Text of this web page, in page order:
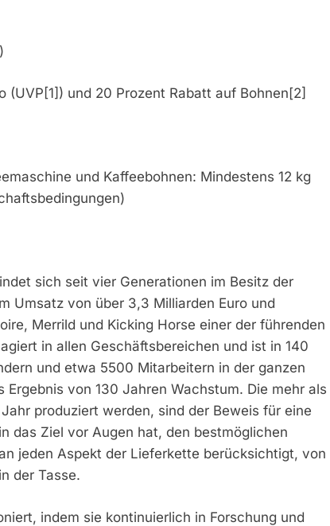
und 20 Prozent Rabatt auf Bohnen[2]
und Kaffeebohnen: Mindestens 12 kg
sich seit vier Generationen im Besitz der
Umsatz von über 3,3 Milliarden Euro und
Merrild und Kicking Horse einer der führenden
in allen Geschäftsbereichen und ist in 140
und etwa 5500 Mitarbeitern in der ganzen
von 130 Jahren Wachstum. Die mehr als
produziert werden, sind der Beweis für eine
das Ziel vor Augen hat, den bestmöglichen
jeden Aspekt der Lieferkette berücksichtigt, von
der Tasse.
indem sie kontinuierlich in Forschung und